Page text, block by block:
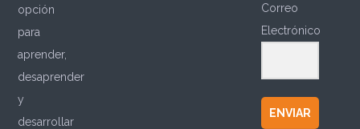
opción
para
aprender,
desaprender
y
desarrollar
Correo
Electrónico
ENVIAR